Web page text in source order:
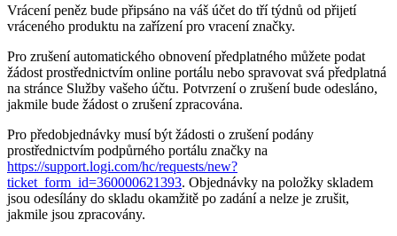
Vrácení peněz bude připsáno na váš účet do tří týdnů od přijetí
vráceného produktu na zařízení pro vracení značky.
Pro zrušení automatického obnovení předplatného můžete podat
žádost prostřednictvím online portálu nebo spravovat svá předplatná
na stránce Služby vašeho účtu. Potvrzení o zrušení bude odesláno,
jakmile bude žádost o zrušení zpracována.
Pro předobjednávky musí být žádosti o zrušení podány
prostřednictvím podpůrného portálu značky na
https://support.logi.com/hc/requests/new?
ticket_form_id=360000621393. Objednávky na položky skladem
jsou odesílány do skladu okamžitě po zadání a nelze je zrušit,
jakmile jsou zpracovány.